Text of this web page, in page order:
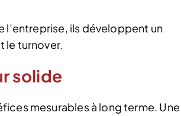
l’entreprise, ils développent un
le turnover.
solide
mesurables à long terme. Une